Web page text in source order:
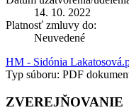
14. 10. 2022
Platnosť zmluvy do:
Neuvedené
HM - Sidónia
Typ súboru: PDF
ZVEREJŇOVANIE